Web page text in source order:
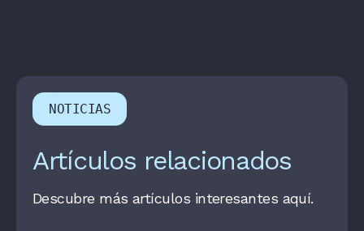
NOTICIAS
Artículos relacionados
Descubre más artículos interesantes aquí.